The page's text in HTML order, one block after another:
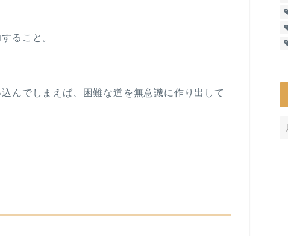
ること。
んでしまえば、困難な道を無意識に作り出して